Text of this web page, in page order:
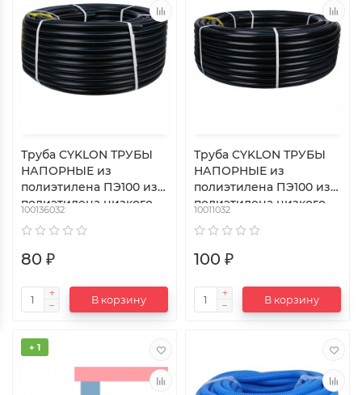
Труба CYKLON ТРУБЫ
НАПОРНЫЕ из
полиэтилена ПЭ100 из
полиэтилена низкого
100136032
80 ₽
В корзину
Труба CYKLON ТРУБЫ
НАПОРНЫЕ из
полиэтилена ПЭ100 из
полиэтилена низкого
10011032
100 ₽
В корзину
+ 1